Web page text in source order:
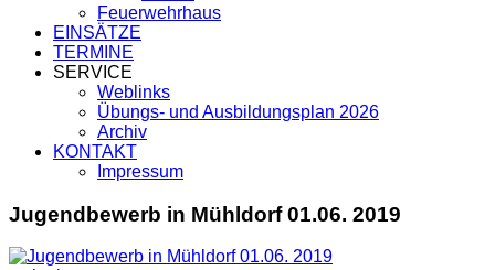
Feuerwehrhaus
EINSÄTZE
TERMINE
SERVICE
Weblinks
Übungs- und Ausbildungsplan 2026
Archiv
KONTAKT
Impressum
Jugendbewerb in Mühldorf 01.06. 2019